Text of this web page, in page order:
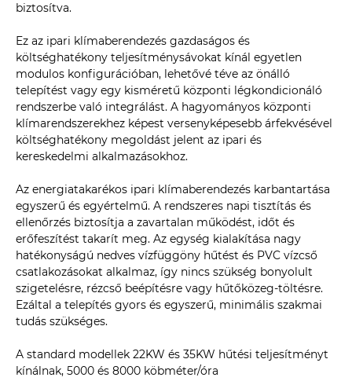
biztosítva.
Ez az ipari klímaberendezés gazdaságos és
költséghatékony teljesítménysávokat kínál egyetlen
modulos konfigurációban, lehetővé téve az önálló
telepítést vagy egy kisméretű központi légkondicionáló
rendszerbe való integrálást. A hagyományos központi
klímarendszerekhez képest versenyképesebb árfekvésével
költséghatékony megoldást jelent az ipari és
kereskedelmi alkalmazásokhoz.
Az energiatakarékos ipari klímaberendezés karbantartása
egyszerű és egyértelmű. A rendszeres napi tisztítás és
ellenőrzés biztosítja a zavartalan működést, időt és
erőfeszítést takarít meg. Az egység kialakítása nagy
hatékonyságú nedves vízfüggöny hűtést és PVC vízcső
csatlakozásokat alkalmaz, így nincs szükség bonyolult
szigetelésre, rézcső beépítésre vagy hűtőközeg-töltésre.
Ezáltal a telepítés gyors és egyszerű, minimális szakmai
tudás szükséges.
A standard modellek 22KW és 35KW hűtési teljesítményt
kínálnak, 5000 és 8000 köbméter/óra